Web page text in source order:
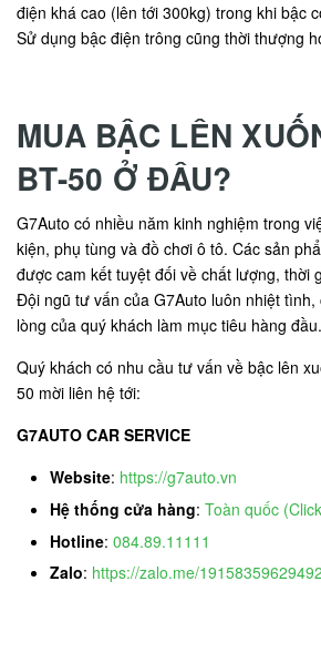
điện khá cao (lên tới 300kg) trong khi bậc
Sử dụng bậc điện trông cũng thời thượng
MUA BẬC LÊN
BT-50 Ở ĐÂU?
G7Auto có nhiều năm kinh nghiệm trong
kiện, phụ tùng và đồ chơi ô tô. Các sản
được cam kết tuyệt đối về chất lượng, thời
Đội ngũ tư vấn của G7Auto luôn nhiệt
lòng của quý khách làm mục tiêu hàng đầu.
Quý khách có nhu cầu tư vấn về bậc lên
50 mời liên hệ tới:
G7AUTO CAR SERVICE
Website: https://g7auto.vn
Hệ thống cửa hàng: Toàn quốc
Hotline: 084.89.11111
Zalo: https://zalo.me/